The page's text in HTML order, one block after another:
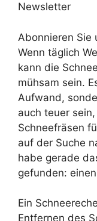
Newsletter
Abonnieren Sie
Wenn täglich
kann die
mühsam sein.
Aufwand,
auch teuer
Schneefräsen
auf der Suche
habe gerade
gefunden:
Ein
Entfernen des